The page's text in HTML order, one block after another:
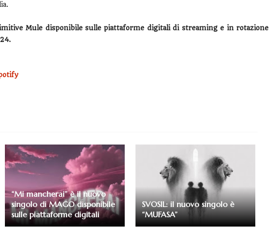
Mule disponibile sulle piattaforme digitali di streaming e in rotazione
“Mi mancherai” è il nuovo
singolo di MAGO disponibile
sulle piattaforme digitali
SVOSIL: il nuovo singolo è
“MUFASA”